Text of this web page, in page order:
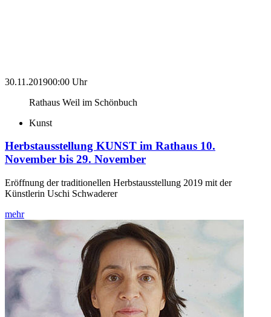
30.11.201900:00 Uhr
Rathaus Weil im Schönbuch
Kunst
Herbstausstellung KUNST im Rathaus 10.
November bis 29. November
Eröffnung der traditionellen Herbstausstellung 2019 mit der
Künstlerin Uschi Schwaderer
mehr